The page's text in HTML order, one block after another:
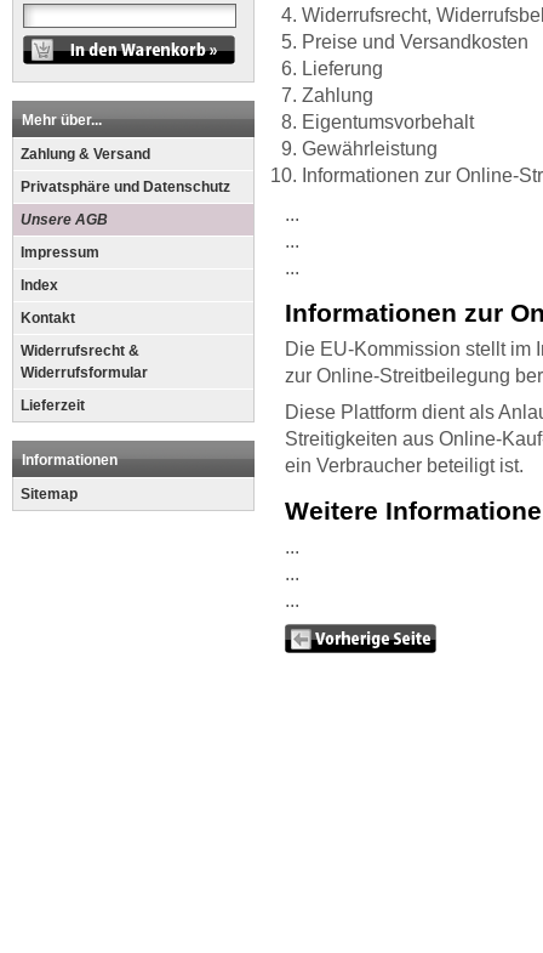
Mehr über...
Zahlung & Versand
Privatsphäre und Datenschutz
Unsere AGB
Impressum
Index
Kontakt
Widerrufsrecht &
Widerrufsformular
Lieferzeit
Informationen
Sitemap
Widerrufsrecht,
Preise und Versandkosten
Lieferung
Zahlung
Eigentumsvorbehalt
Gewährleistung
Informationen zur Online-
...
...
...
Informationen zur
Die EU-Kommission stellt im
zur Online-Streitbeilegung
Diese Plattform dient als
Streitigkeiten aus Online-
ein Verbraucher beteiligt ist.
Weitere
...
...
...